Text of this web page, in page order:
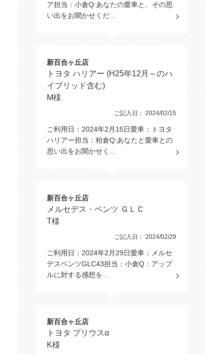
ア担当：小倉Q:あなたの愛車と、その思
い出をお聞かせくだ…
新百合ヶ丘店
トヨタ ハリアー (H25年12月～のハ
イブリッド含む)
M様
ご記入日： 2024/02/15
ご利用日：2024年2月15日愛車：トヨタ
ハリアー担当：柏倉Q:あなたと愛車との
思い出をお聞かせく…
新百合ヶ丘店
メルセデス・ベンツ ＧＬＣ
T様
ご記入日： 2024/02/29
ご利用日：2024年2月29日愛車：メルセ
デスベンツGLC43担当：小倉Q：アップ
ルに対する感想を…
新百合ヶ丘店
トヨタ プリウスα
K様